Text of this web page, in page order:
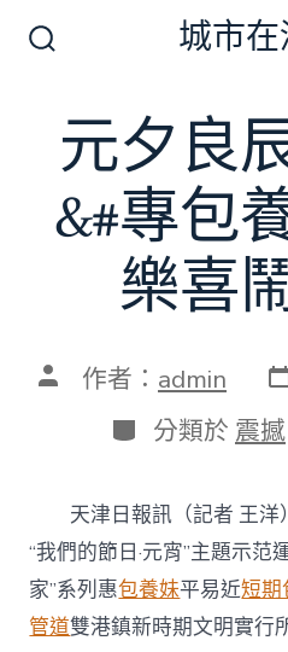
換
開
城市
元夕良
&#專包
樂喜
文 作者： admin 發
表
日
期
分
類
分類於 震撼
天津日報訊（記者 王
“我們的節日·元宵”主題示范
家”系列惠包養妹平易近短期
管道雙港鎮新時期文明實行